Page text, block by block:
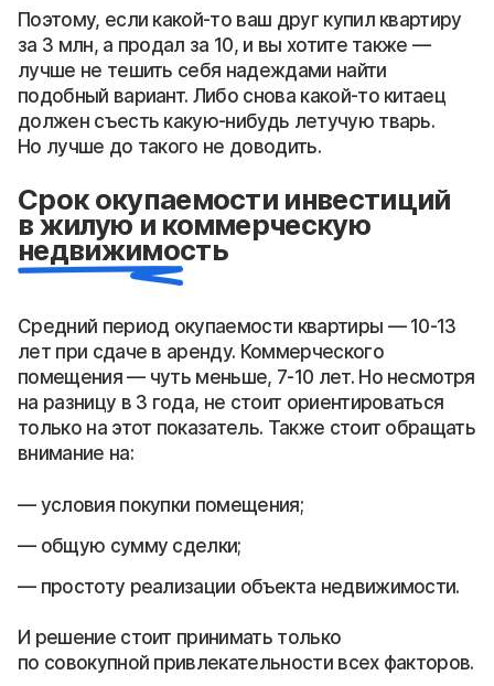
Поэтому, если какой-то ваш друг купил квартиру
за 3 млн, а продал за 10, и вы хотите также —
лучше не тешить себя надеждами найти
подобный вариант. Либо снова какой-то китаец
должен съесть какую-нибудь летучую тварь.
Но лучше до такого не доводить.
Срок окупаемости инвестиций
в жилую и коммерческую
недвижимость
Средний период окупаемости квартиры — 10-13
лет при сдаче в аренду. Коммерческого
помещения — чуть меньше, 7-10 лет. Но несмотря
на разницу в 3 года, не стоит ориентироваться
только на этот показатель. Также стоит обращать
внимание на:
условия покупки помещения;
общую сумму сделки;
простоту реализации объекта недвижимости.
И решение стоит принимать только
по совокупной привлекательности всех факторов.